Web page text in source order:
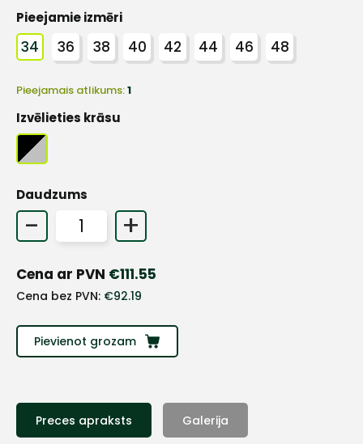
Pieejamie izmēri
34 36 38 40 42 44 46 48
Pieejamais atlikums:1
Izvēlieties krāsu
Daudzums
- +
Cena ar PVN €111.55
Cena bez PVN: €92.19
Pievienot grozam
Preces apraksts Galerija
pēc
iespējas
ātrāk
+